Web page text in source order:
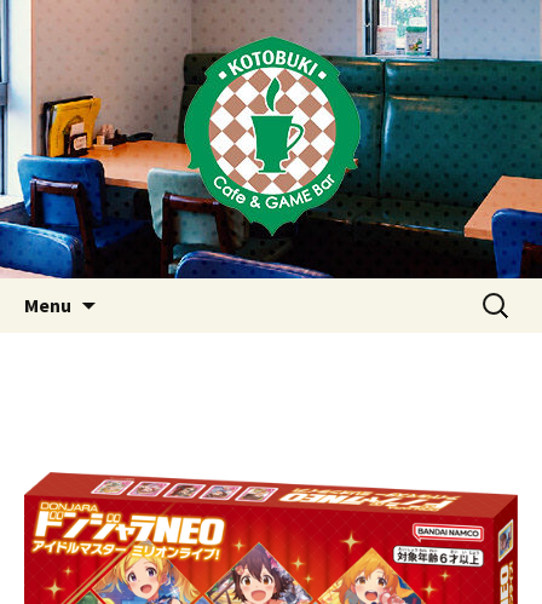
東京・西荻窪・上井草・上石神
井のカフェ＆ゲームバーこと
ぶき
Just another WordPress site
Menu
検
索: